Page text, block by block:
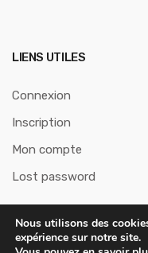
LIENS UTILES
Connexion
Inscription
Mon compte
Lost password
Nous utilisons des
expérience sur notre site.